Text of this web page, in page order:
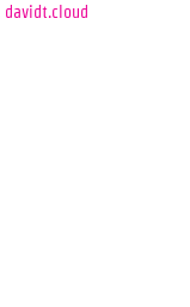
davidt.cloud